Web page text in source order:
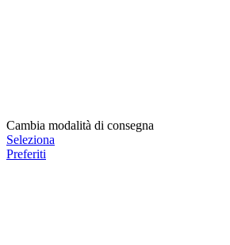
Cambia modalità di consegna
Seleziona
Preferiti